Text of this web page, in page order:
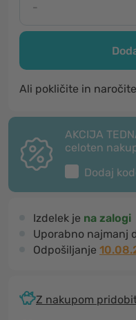
-
Ali pokličite in
AKCIJA
celoten
Dodaj
Izdelek je na zalogi
Uporabno najmanj
Odpošiljanje
Z nakupom